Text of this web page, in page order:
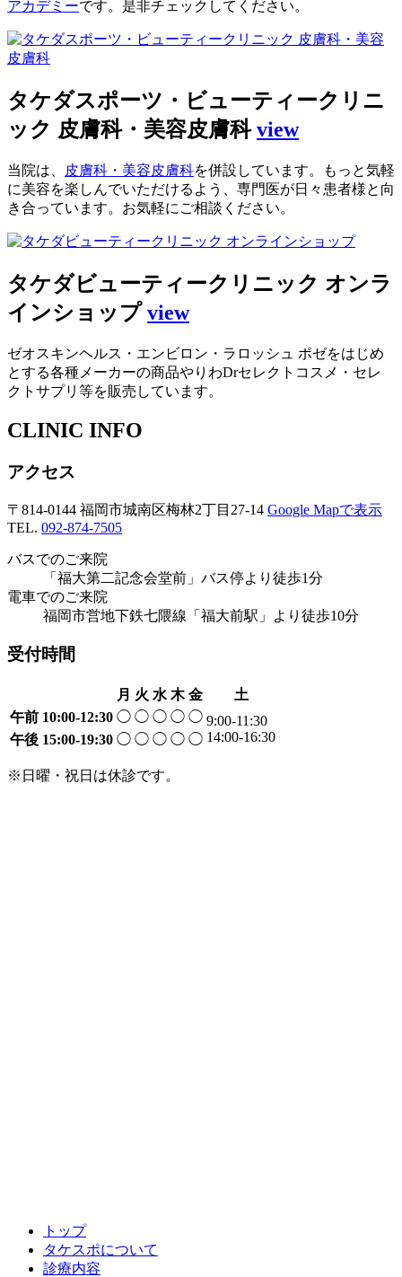
アカデミーです。是非チェックしてください。
タケダスポーツ・ビューティークリニ
ック 皮膚科・美容皮膚科view
当院は、 皮膚科・美容皮膚科を併設しています。もっと気軽
に美容を楽しんでいただけるよう、専門医が日々患者様と向
き合っています。お気軽にご相談ください。
タケダビューティークリニック オンラ
インショップview
ゼオスキンヘルス・エンビロン・ラロッシュ ポゼをはじめ
とする各種メーカーの商品やりわDrセレクトコスメ・セレ
クトサプリ等を販売しています。
CLINIC INFO
アクセス
〒814-0144 福岡市城南区梅林2丁目27-14 Google Mapで表示
TEL. 092-874-7505
バスでのご来院
「福大第二記念会堂前」バス停より徒歩1分
電車でのご来院
福岡市営地下鉄七隈線「福大前駅」より徒歩10分
受付時間
月 火 水 木 金
土
午前 10:00-12:30 ◯ ◯ ◯ ◯ ◯ 9:00-11:30
14:00-16:30
午後 15:00-19:30 ◯ ◯ ◯ ◯ ◯
※日曜・祝日は休診です。
トップ
タケスポについて
診療内容